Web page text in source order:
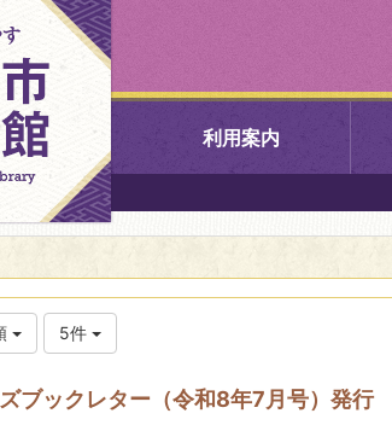
利用案内
中央図書館
北図書館
5件
ブックレター（令和8年7月号）発行